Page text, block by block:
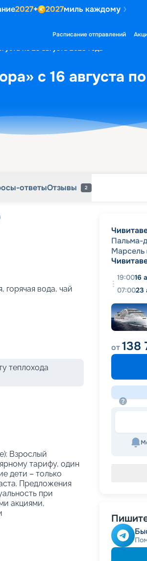
2027+ 2027миль каждому
Расписание отправлений
по 23 августа 2028 года
с 16 августа
ответыОтзывы 2
горячая вода, чай
теплохода
Взрослый
тарифу, один
дети – только
Предложения
при
акциями,
Пальма-
Марсель
19:0016
07:0023
от138